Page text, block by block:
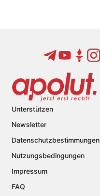
Unterstützen
Newsletter
Datenschutzbestimmungen
Nutzungsbedingungen
Impressum
FAQ